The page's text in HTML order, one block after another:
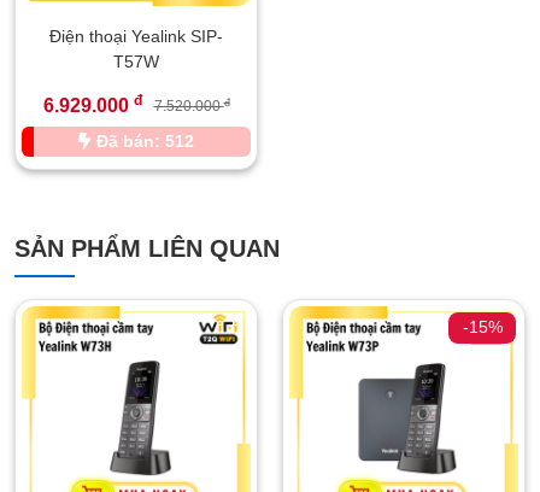
Điện thoại Yealink SIP-
T57W
6.929.000 đ 7.520.000đ
Đã bán: 512
SẢN PHẨM LIÊN QUAN
-15%